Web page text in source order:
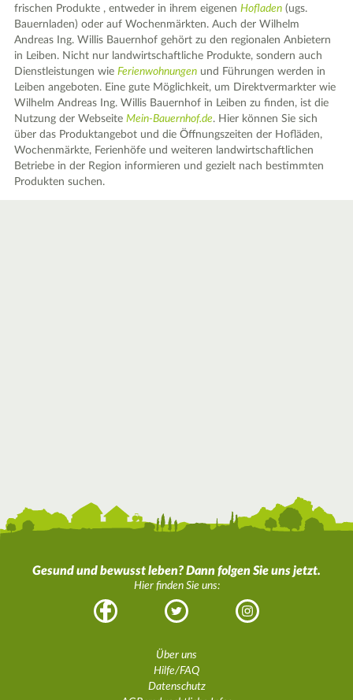
frischen Produkte , entweder in ihrem eigenenHofladen (ugs.
Bauernladen) oder auf Wochenmärkten. Auch der Wilhelm
Andreas Ing. Willis Bauernhof gehört zu den regionalen Anbietern
in Leiben. Nicht nur landwirtschaftliche Produkte, sondern auch
Dienstleistungen wieFerienwohnungen und Führungen werden in
Leiben angeboten. Eine gute Möglichkeit, um Direktvermarkter wie
Wilhelm Andreas Ing. Willis Bauernhof in Leiben zu finden, ist die
Nutzung der WebseiteMein-Bauernhof.de. Hier können Sie sich
über das Produktangebot und die Öffnungszeiten der Hofläden,
Wochenmärkte, Ferienhöfe und weiteren landwirtschaftlichen
Betriebe in der Region informieren und gezielt nach bestimmten
Produkten suchen.
Gesund und bewusst leben? Dann folgen Sie uns jetzt.
Hier finden Sie uns:
Facebook Twitter Instagram
Über uns
Hilfe/FAQ
Datenschutz